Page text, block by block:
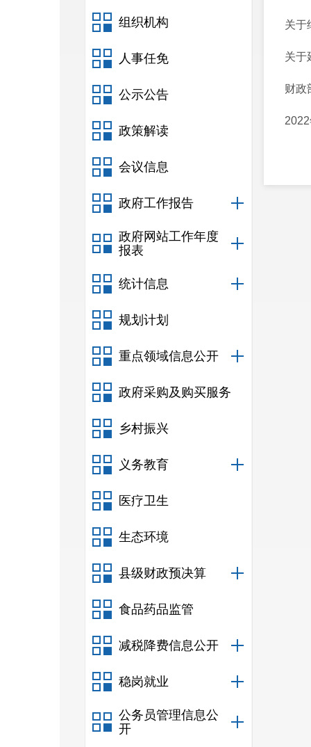
组织机构
人事任免
公示公告
政策解读
会议信息
政府工作报告
政府网站工作年度
报表
统计信息
规划计划
重点领域信息公开
政府采购及购买服务
乡村振兴
义务教育
医疗卫生
生态环境
县级财政预决算
食品药品监管
减税降费信息公开
稳岗就业
公务员管理信息公
开
关于
关于
财政